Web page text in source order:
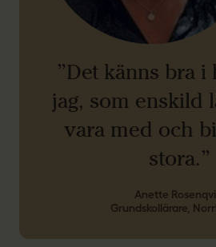
”Det känns bra
jag, som enskild
vara med och
stora.”
Anette
Grundskollärare,